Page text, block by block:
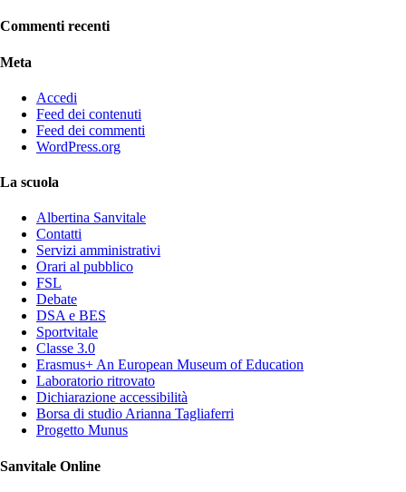
Commenti recenti
Meta
Accedi
Feed dei contenuti
Feed dei commenti
WordPress.org
La scuola
Albertina Sanvitale
Contatti
Servizi amministrativi
Orari al pubblico
FSL
Debate
DSA e BES
Sportvitale
Classe 3.0
Erasmus+ An European Museum of Education
Laboratorio ritrovato
Dichiarazione accessibilità
Borsa di studio Arianna Tagliaferri
Progetto Munus
Sanvitale Online